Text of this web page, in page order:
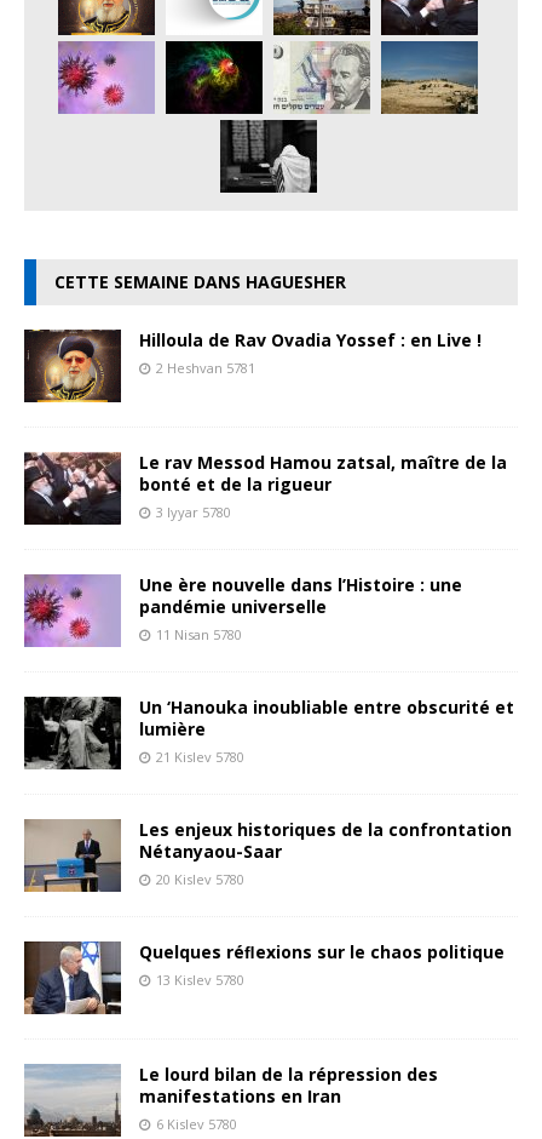
CETTE SEMAINE DANS HAGUESHER
Hilloula de Rav Ovadia Yossef : en Live !
2 Heshvan 5781
Le rav Messod Hamou zatsal, maître de la
bonté et de la rigueur
3 Iyyar 5780
Une ère nouvelle dans l’Histoire : une
pandémie universelle
11 Nisan 5780
Un ‘Hanouka inoubliable entre obscurité et
lumière
21 Kislev 5780
Les enjeux historiques de la confrontation
Nétanyaou-Saar
20 Kislev 5780
Quelques réﬂexions sur le chaos politique
13 Kislev 5780
Le lourd bilan de la répression des
manifestations en Iran
6 Kislev 5780